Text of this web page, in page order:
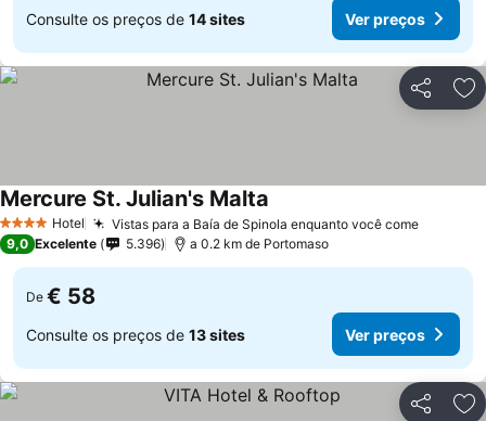
Consulte os preços de 14 sites Ver preços
Partilhar
4 EstrelasHotel Vistas para a Baía de Spinola enquanto você comeVer
Mercure St. Julian's Malta
9,0 Excelente 5.396 a 0.2 km de Portomaso
De € 58
Consulte os preços de 13 sites Ver preços
Partilhar